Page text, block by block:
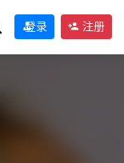
登录 注册